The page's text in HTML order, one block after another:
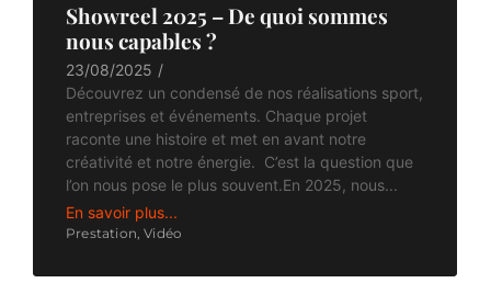
Showreel 2025 – De quoi sommes
nous capables ?
23/08/2025 /
Découvrez un condensé de nos réalisations sport,
entreprises et événements. Chaque projet
raconte une histoire et met en avant notre
créativité et notre énergie. C’est la question que
l’on nous pose le plus souvent.En 2025, nous...
En savoir plus...
Prestation Vidéo